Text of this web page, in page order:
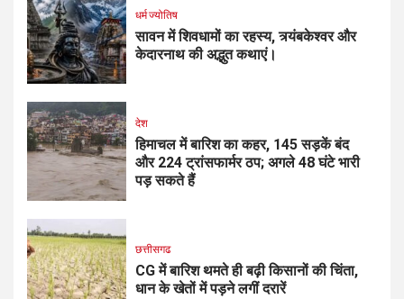
धर्म ज्योतिष
सावन में शिवधामों का रहस्य, त्र्यंबकेश्वर और
केदारनाथ की अद्भुत कथाएं।
देश
हिमाचल में बारिश का कहर, 145 सड़कें बंद
और 224 ट्रांसफार्मर ठप; अगले 48 घंटे भारी
पड़ सकते हैं
छत्तीसगढ
CG में बारिश थमते ही बढ़ी किसानों की चिंता,
धान के खेतों में पड़ने लगीं दरारें